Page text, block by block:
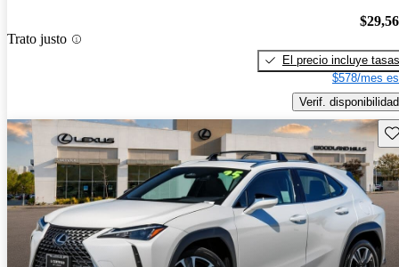
Trato justo
El precio incluye tasas
$578/mes
Verif. disponibilidad